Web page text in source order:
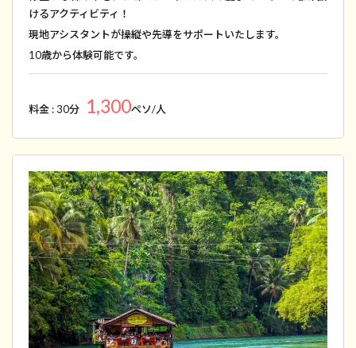
けるアクティビティ！
現地アシスタントが操縦や先導をサポートいたします。
10歳から体験可能です。
料金 : 30分 1,300ペソ/人